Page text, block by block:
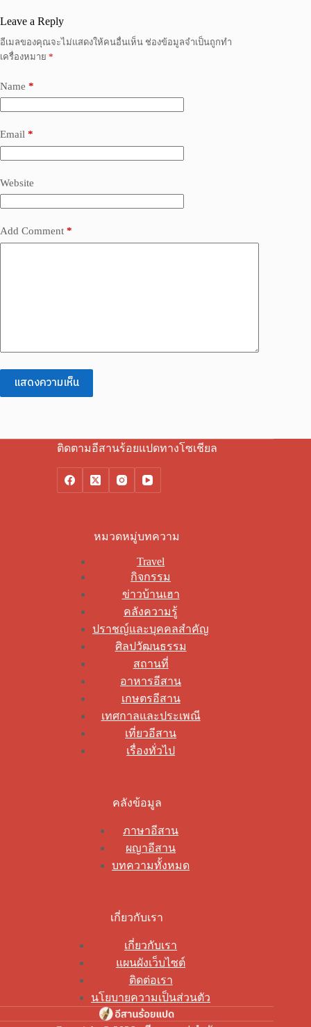
Leave a Reply
อีเมลของคุณจะไม่แสดงให้คนอื่นเห็น ช่องข้อมูลจำเป็นถูกทำ
เครื่องหมาย *
Name *
Email *
Website
Add Comment *
แสดงความเห็น
ติดตามอีสานร้อยแปดทางโซเชียล
หมวดหมู่บทความ
Travel
กิจกรรม
ข่าวบ้านเฮา
คลังความรู้
ปราชญ์และบุคคลสำคัญ
ศิลปวัฒนธรรม
สถานที่
อาหารอีสาน
เกษตรอีสาน
เทศกาลและประเพณี
เที่ยวอีสาน
เรื่องทั่วไป
คลังข้อมูล
ภาษาอีสาน
ผญาอีสาน
บทความทั้งหมด
เกี่ยวกับเรา
เกี่ยวกับเรา
แผนผังเว็บไซต์
ติดต่อเรา
นโยบายความเป็นส่วนตัว